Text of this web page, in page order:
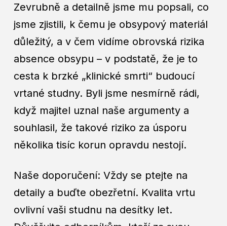
Zevrubně a detailně jsme mu popsali, co
jsme zjistili, k čemu je obsypový materiál
důležitý, a v čem vidíme obrovská rizika
absence obsypu – v podstatě, že je to
cesta k brzké „klinické smrti“ budoucí
vrtané studny. Byli jsme nesmírně rádi,
když majitel uznal naše argumenty a
souhlasil, že takové riziko za úsporu
několika tisíc korun opravdu nestojí.
Naše doporučení: Vždy se ptejte na
detaily a buďte obezřetní. Kvalita vrtu
ovlivní vaši studnu na desítky let.